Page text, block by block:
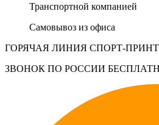
Транспортной компанией
Самовывоз из офиса
ГОРЯЧАЯ ЛИНИЯ СПОРТ-ПРИНТ
ЗВОНОК ПО РОССИИ